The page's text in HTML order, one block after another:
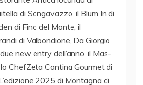
di Songavazzo, il Blum In di
di Fino del Monte, il
di Valbondione, Da Giorgio
new entry dell’anno, il Mas-
ChefZeta Cantina Gourmet di
2025 di Montagna di